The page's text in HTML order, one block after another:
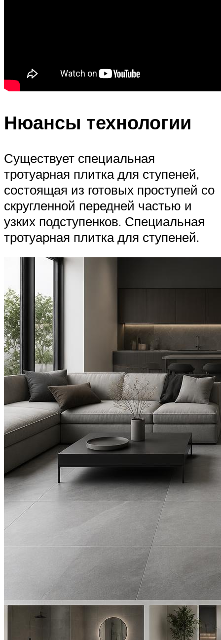
Нюансы технологии
Существует специальная
тротуарная плитка для ступеней,
состоящая из готовых проступей со
скругленной передней частью и
узких подступенков. Специальная
тротуарная плитка для ступеней.